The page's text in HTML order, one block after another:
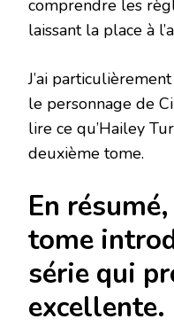
comprendre les
laissant la place à
J’ai
le personnage de
lire ce qu’Hailey
deuxième tome.
En
tome
série qui
excellente.